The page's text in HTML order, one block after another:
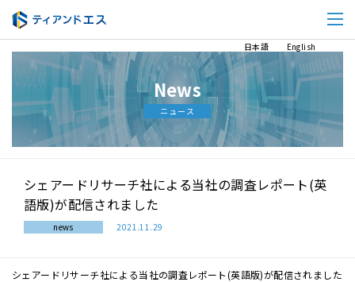
日本語 English
News
ニュース
シェアードリサーチ社による当社の調査レポート(英
語版)が配信されました
news 2021.11.29
シェアードリサーチ社による当社の調査レポート(英語版)が配信されました